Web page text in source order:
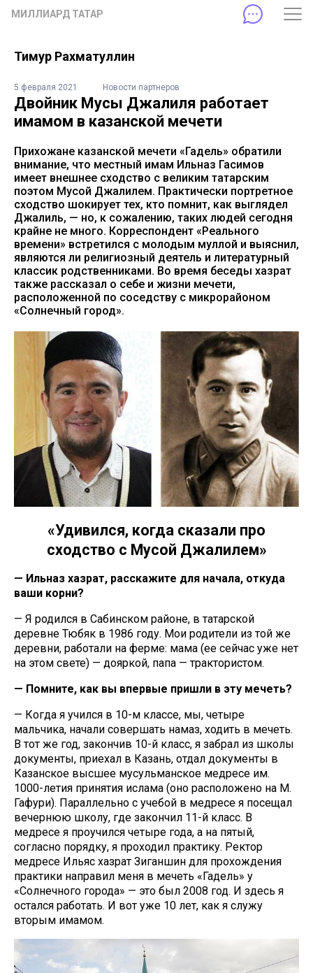
МИЛЛИАРД ТАТАР
Тимур Рахматуллин
5 февраля 2021 Новости партнеров
Двойник Мусы Джалиля работает
имамом в казанской мечети
Прихожане казанской мечети «Гадель» обратили
внимание, что местный имам Ильназ Гасимов
имеет внешнее сходство с великим татарским
поэтом Мусой Джалилем. Практически портретное
сходство шокирует тех, кто помнит, как выглядел
Джалиль, — но, к сожалению, таких людей сегодня
крайне не много. Корреспондент «Реального
времени» встретился с молодым муллой и выяснил,
являются ли религиозный деятель и литературный
классик родственниками. Во время беседы хазрат
также рассказал о себе и жизни мечети,
расположенной по соседству с микрорайоном
«Солнечный город».
«Удивился, когда сказали про
сходство с Мусой Джалилем»
— Ильназ хазрат, расскажите для начала, откуда
ваши корни?
— Я родился в Сабинском районе, в татарской
деревне Тюбяк в 1986 году. Мои родители из той же
деревни, работали на ферме: мама (ее сейчас уже нет
на этом свете) — дояркой, папа — трактористом.
— Помните, как вы впервые пришли в эту мечеть?
— Когда я учился в 10-м классе, мы, четыре
мальчика, начали совершать намаз, ходить в мечеть.
В тот же год, закончив 10-й класс, я забрал из школы
документы, приехал в Казань, отдал документы в
Казанское высшее мусульманское медресе им.
1000-летия принятия ислама (оно расположено на М.
Гафури). Параллельно с учебой в медресе я посещал
вечернюю школу, где закончил 11-й класс. В
медресе я проучился четыре года, а на пятый,
согласно порядку, я проходил практику. Ректор
медресе Ильяс хазрат Зиганшин для прохождения
практики направил меня в мечеть «Гадель» у
«Солнечного города» — это был 2008 год. И здесь я
остался работать. И вот уже 10 лет, как я служу
вторым имамом.